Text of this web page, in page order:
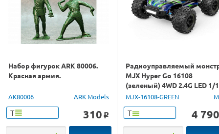
Набор фигурок ARK 80006.
Красная армия.
AK80006 ARK Models
Т 310 o
Радиоуправляемый
MJX Hyper Go 16108
(зеленый) 4WD 2.4G LED 1/
RTR
MJX-16108-GREEN
Т 4 790